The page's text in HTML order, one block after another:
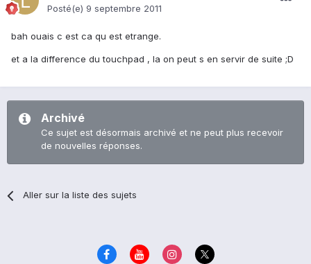
Posté(e) 9 septembre 2011
bah ouais c est ca qu est etrange.
et a la difference du touchpad , la on peut s en servir de suite ;D
Archivé
Ce sujet est désormais archivé et ne peut plus recevoir
de nouvelles réponses.
Aller sur la liste des sujets